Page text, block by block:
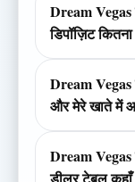
Dream
डिपॉज़िट
Dream
और मेरे खाते में
Dream